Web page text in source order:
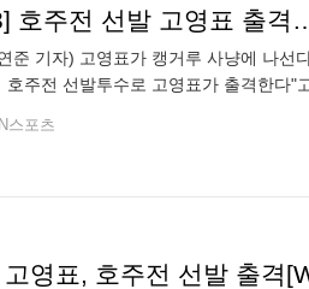
호주전 선발 고영표 출
준 기자) 고영표가 캥거루 사냥에 나선
호주전 선발투수로 고영표가 출격한다
스포츠
영표, 호주전 선발 출격